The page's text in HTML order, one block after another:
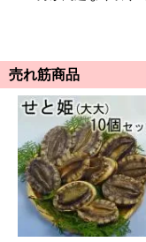
売れ筋商品